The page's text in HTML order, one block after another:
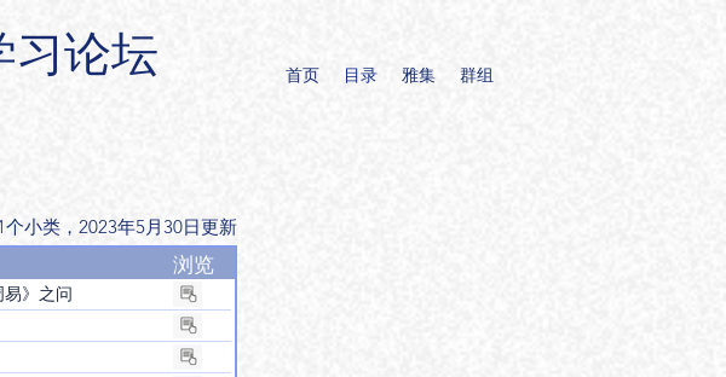
习论坛 首页 目录 雅集 群组
小类，​2023年5月30日更新
浏览
》之问